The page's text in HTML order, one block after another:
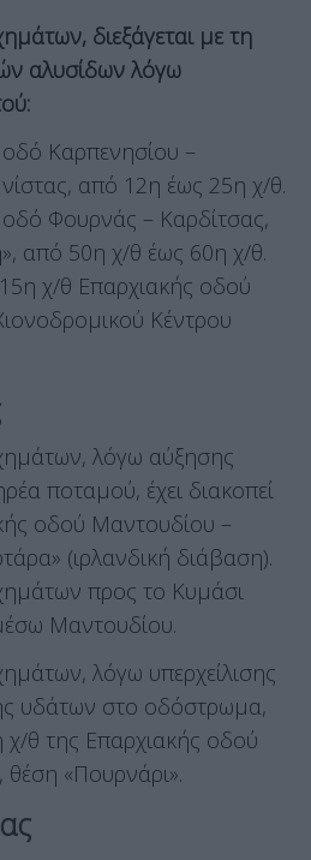
διεξάγεται με τη
αλυσίδων λόγω
Καρπενησίου –
από 12η έως 25η χ/θ.
Φουρνάς – Καρδίτσας,
από 50η χ/θ έως 60η χ/θ.
χ/θ Επαρχιακής οδού
Κέντρου
λόγω αύξησης
ποταμού, έχει διακοπεί
οδού Μαντουδίου –
(ιρλανδική διάβαση).
προς το Κυμάσι
Μαντουδίου.
λόγω υπερχείλισης
υδάτων στο οδόστρωμα,
χ/θ της Επαρχιακής οδού
«Πουρνάρι».